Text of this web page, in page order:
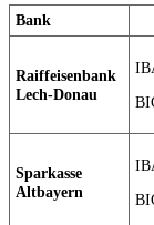
Bank
Raiffeisenbank
Lech-Donau
Sparkasse
Altbayern